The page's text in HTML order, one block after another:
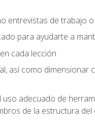
entrevistas de trabajo
para ayudarte a
cada lección
así como
adecuado de
de la estructura